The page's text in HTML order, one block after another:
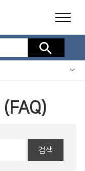
검색
검색